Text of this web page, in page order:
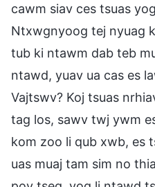
cawm siav ces tsuas
Ntxwgnyoog tej nyuag
tub ki ntawm dab teb
ntawd, yuav ua cas es
Vajtswv? Koj tsuas
tag los, sawv twj ywm
kom zoo li qub xwb, es
uas muaj tam sim no